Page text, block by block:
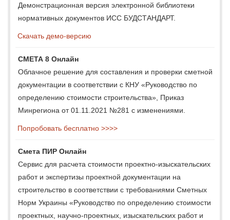
Демонстрационная версия электронной библиотеки
нормативных документов ИСС БУДСТАНДАРТ.
Скачать демо-версию
СМЕТА 8 Онлайн
Облачное решение для составления и проверки сметной
документации в соответствии с КНУ «Руководство по
определению стоимости строительства», Приказ
Минрегиона от 01.11.2021 №281 с изменениями.
Попробовать бесплатно >>>>
Смета ПИР Онлайн
Сервис для расчета стоимости проектно-изыскательских
работ и экспертизы проектной документации на
строительство в соответствии с требованиями Сметных
Норм Украины «Руководство по определению стоимости
проектных, научно-проектных, изыскательских работ и